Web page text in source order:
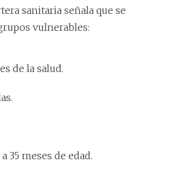
sanitaria señala que se
vulnerables:
de la salud.
35 meses de edad.